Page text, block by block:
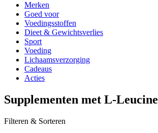
Merken
Goed voor
Voedingsstoffen
Dieet & Gewichtsverlies
Sport
Voeding
Lichaamsverzorging
Cadeaus
Acties
Supplementen met L-Leucine
Filteren & Sorteren